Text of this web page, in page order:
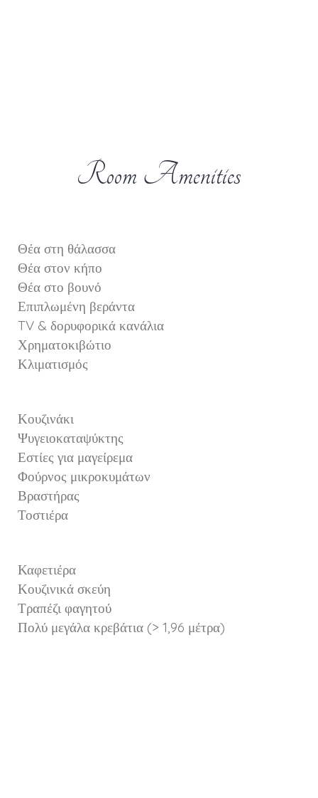
Room Amenities
Θέα στη θάλασσα
Θέα στον κήπο
Θέα στο βουνό
Επιπλωμένη βεράντα
TV & δορυφορικά κανάλια
Χρηματοκιβώτιο
Κλιματισμός
Κουζινάκι
Ψυγειοκαταψύκτης
Εστίες για μαγείρεμα
Φούρνος μικροκυμάτων
Βραστήρας
Τοστιέρα
Καφετιέρα
Κουζινικά σκεύη
Τραπέζι φαγητού
Πολύ μεγάλα κρεβάτια (> 1,96 μέτρα)